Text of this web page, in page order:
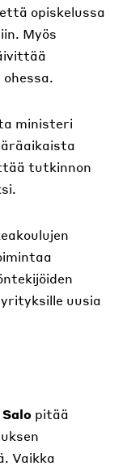
opiskelussa
Myös
ministeri
tutkinnon
uusia
pitää
Vaikka